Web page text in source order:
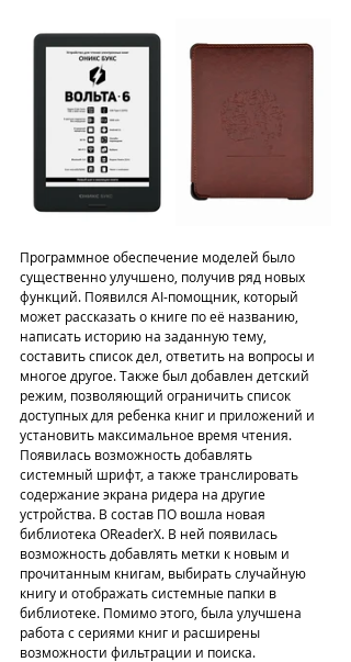
Программное обеспечение моделей было
существенно улучшено, получив ряд новых
функций. Появился AI-помощник, который
может рассказать о книге по её названию,
написать историю на заданную тему,
составить список дел, ответить на вопросы и
многое другое. Также был добавлен детский
режим, позволяющий ограничить список
доступных для ребенка книг и приложений и
установить максимальное время чтения.
Появилась возможность добавлять
системный шрифт, а также транслировать
содержание экрана ридера на другие
устройства. В состав ПО вошла новая
библиотека OReaderX. В ней появилась
возможность добавлять метки к новым и
прочитанным книгам, выбирать случайную
книгу и отображать системные папки в
библиотеке. Помимо этого, была улучшена
работа с сериями книг и расширены
возможности фильтрации и поиска.